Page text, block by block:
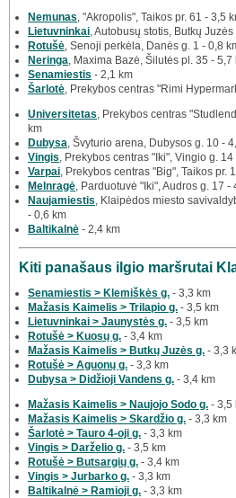
Nemunas , "Akropolis", Taikos pr. 61 - 3,5
Lietuvninkai , Autobusų stotis, Butkų
Rotušė , Senoji perkėla, Danės g. 1 - 0,8
Neringa , Maxima Bazė, Šilutės pl. 35 - 5,7
Senamiestis - 2,1 km
Šarlotė , Prekybos centras "Rimi
Universitetas , Prekybos centras
km
Dubysa , Švyturio arena, Dubysos g. 10 -
Vingis , Prekybos centras "Iki", Vingio g.
Varpai , Prekybos centras "Big", Taikos pr.
Melnragė , Parduotuvė "Iki", Audros g. 17 -
Naujamiestis , Klaipėdos miesto
- 0,6 km
Baltikalnė - 2,4 km
Kiti panašaus ilgio maršrutai
Senamiestis > Klemiškės g. - 3,3 km
Mažasis Kaimelis > Trilapio g. - 3,5 km
Lietuvninkai > Jaunystės g. - 3,5 km
Rotušė > Kuosų g. - 3,4 km
Mažasis Kaimelis > Butkų Juzės g. - 3,3
Rotušė > Aguonų g. - 3,3 km
Dubysa > Didžioji Vandens g. - 3,4 km
Mažasis Kaimelis > Naujojo Sodo g. - 3,5
Mažasis Kaimelis > Skardžio g. - 3,3 km
Šarlotė > Tauro 4-oji g. - 3,3 km
Vingis > Darželio g. - 3,5 km
Rotušė > Butsargių g. - 3,4 km
Vingis > Jurbarko g. - 3,3 km
Baltikalnė > Ramioji g. - 3,3 km